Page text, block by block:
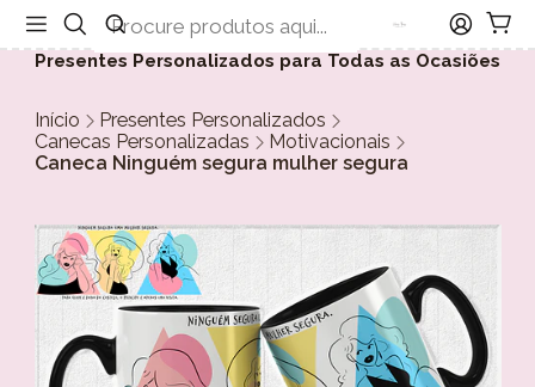
Presentes Personalizados para Todas as Ocasiões
Início
Presentes Personalizados
Canecas Personalizadas
Motivacionais
Caneca Ninguém segura mulher segura